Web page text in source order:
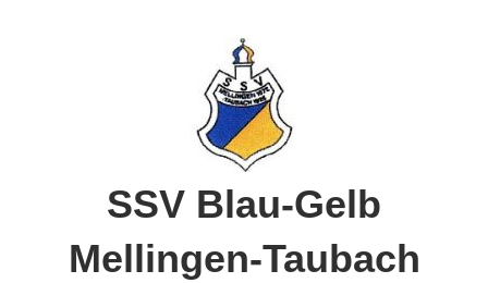
SSV Blau-Gelb
Mellingen-Taubach